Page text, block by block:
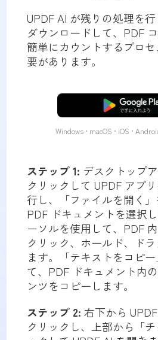
UPDF AI が残りの処理を
ダウンロードして、PDF
簡単にカウントするプロ
要があります。
無料ダウンロー
Windows • macOS • iOS •
ステップ 1: デスクトップ
クリックして UPDF アプ
行し、「ファイルを開く
PDF ドキュメントを選択
ーソルを使用して、PDF
クリック、ホールド、ド
ます。「テキストをコピ
て、PDF ドキュメント内
ンツをコピーします。
ステップ 2: 右下から
クリックし、上部から「